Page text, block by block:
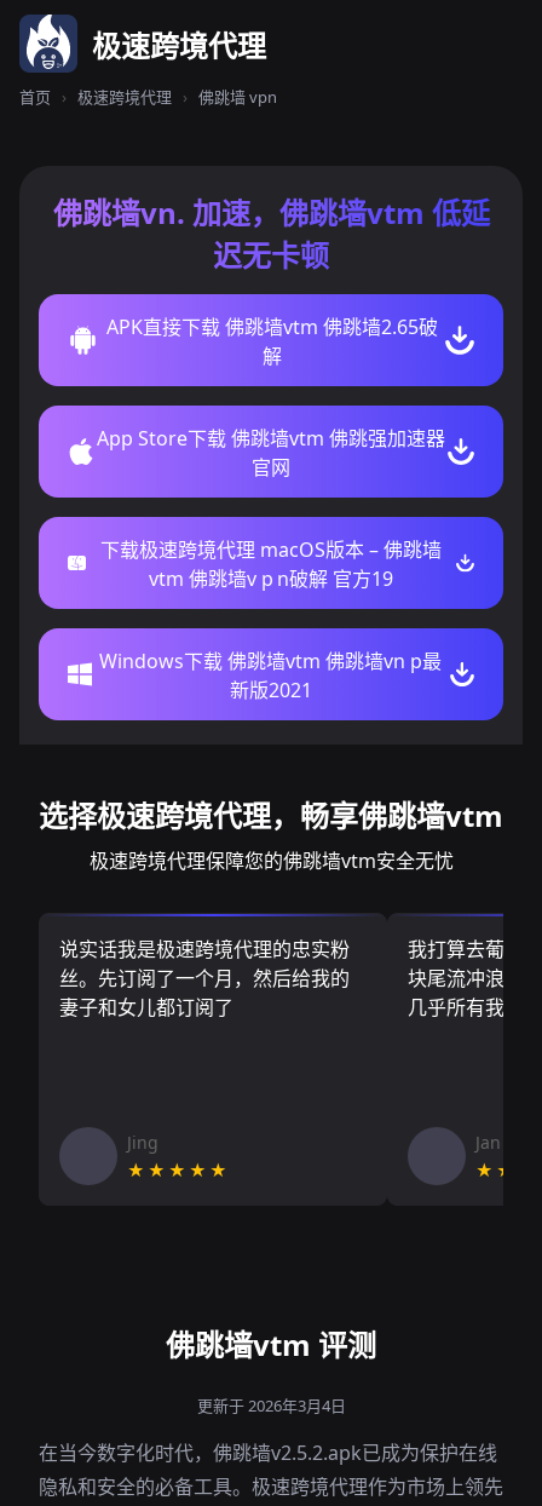
极速跨境代理
首页 › 极速跨境代理 › 佛跳墙 vpn
佛跳墙vn. 加速，佛跳墙vtm 低延
迟无卡顿
APK直接下载 佛跳墙vtm 佛跳墙2.65破
解
App Store下载 佛跳墙vtm 佛跳强加速器
官网
下载极速跨境代理 macOS版本 – 佛跳墙
vtm 佛跳墙v p n破解 官方19
Windows下载 佛跳墙vtm 佛跳墙vn p最
新版2021
选择极速跨境代理，畅享佛跳墙vtm
极速跨境代理保障您的佛跳墙vtm安全无忧
说实话我是极速跨境代理的忠实粉
丝。先订阅了一个月，然后给我的
妻子和女儿都订阅了
Jing
★★★★★
我打算去葡萄
块尾流冲浪板
几乎所有我需
Jan V
佛跳墙vtm 评测
更新于 2026年3月4日
在当今数字化时代，佛跳墙v2.5.2.apk已成为保护在线
隐私和安全的必备工具。极速跨境代理作为市场上领先